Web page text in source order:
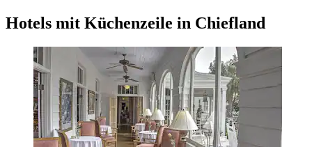
Hotels mit Küchenzeile in Chiefland